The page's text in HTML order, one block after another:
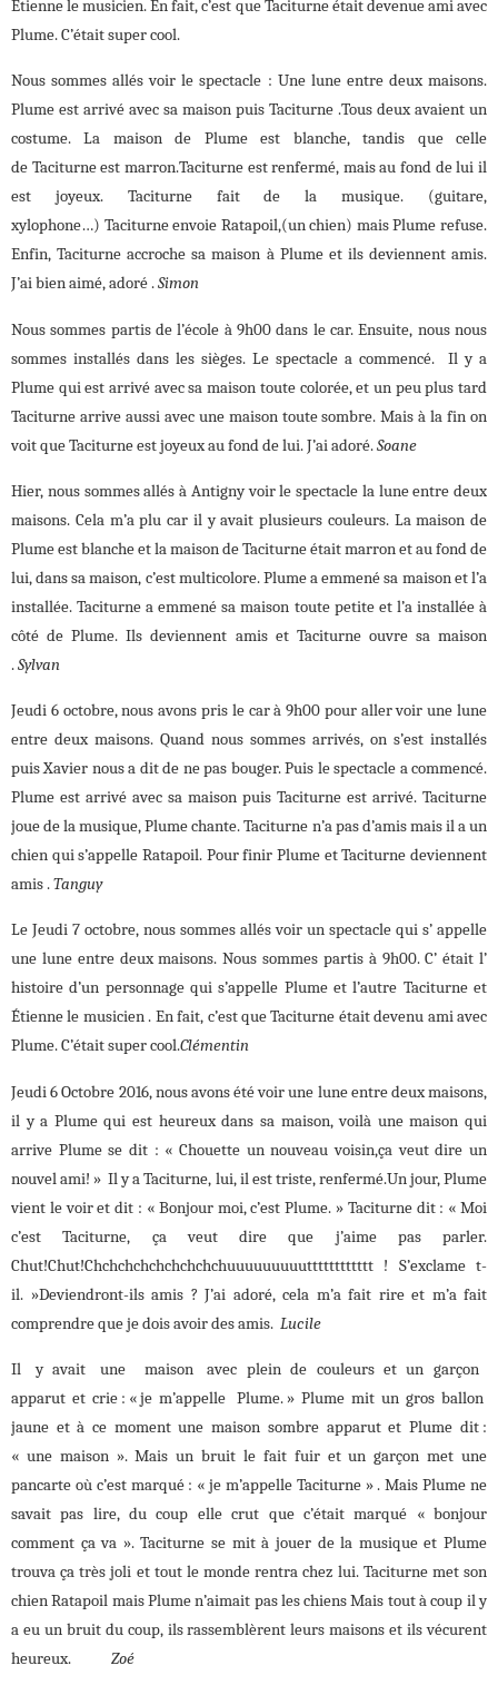
Etienne le musicien. En fait, c’est que Taciturne était devenue ami avec
Plume. C’était super cool.
Nous sommes allés voir le spectacle : Une lune entre deux maisons.
Plume est arrivé avec sa maison puis Taciturne .Tous deux avaient un
costume. La maison de Plume est blanche, tandis que celle
de Taciturne est marron.Taciturne est renfermé, mais au fond de lui il
est joyeux. Taciturne fait de la musique. (guitare,
xylophone…) Taciturne envoie Ratapoil,(un chien) mais Plume refuse.
Enfin, Taciturne accroche sa maison à Plume et ils deviennent amis.
J’ai bien aimé, adoré .Simon
Nous sommes partis de l’école à 9h00 dans le car. Ensuite, nous nous
sommes installés dans les sièges. Le spectacle a commencé. Il y a
Plume qui est arrivé avec sa maison toute colorée, et un peu plus tard
Taciturne arrive aussi avec une maison toute sombre. Mais à la fin on
voit que Taciturne est joyeux au fond de lui. J’ai adoré.Soane
Hier, nous sommes allés à Antigny voir le spectacle la lune entre deux
maisons. Cela m’a plu car il y avait plusieurs couleurs. La maison de
Plume est blanche et la maison de Taciturne était marron et au fond de
lui, dans sa maison, c’est multicolore. Plume a emmené sa maison et l’a
installée. Taciturne a emmené sa maison toute petite et l’a installée à
côté de Plume. Ils deviennent amis et Taciturne ouvre sa maison
.Sylvan
Jeudi 6 octobre, nous avons pris le car à 9h00 pour aller voir une lune
entre deux maisons. Quand nous sommes arrivés, on s’est installés
puis Xavier nous a dit de ne pas bouger. Puis le spectacle a commencé.
Plume est arrivé avec sa maison puis Taciturne est arrivé. Taciturne
joue de la musique, Plume chante. Taciturne n’a pas d’amis mais il a un
chien qui s’appelle Ratapoil. Pour finir Plume et Taciturne deviennent
amis .Tanguy
Le Jeudi 7 octobre, nous sommes allés voir un spectacle qui s’ appelle
une lune entre deux maisons. Nous sommes partis à 9h00. C’ était l’
histoire d’un personnage qui s’appelle Plume et l’autre Taciturne et
Étienne le musicien . En fait, c’est que Taciturne était devenu ami avec
Plume. C’était super cool.Clémentin
Jeudi 6 Octobre 2016, nous avons été voir une lune entre deux maisons,
il y a Plume qui est heureux dans sa maison, voilà une maison qui
arrive Plume se dit : « Chouette un nouveau voisin,ça veut dire un
nouvel ami! » Il y a Taciturne, lui, il est triste, renfermé.Un jour, Plume
vient le voir et dit : « Bonjour moi, c’est Plume. » Taciturne dit : « Moi
c’est Taciturne, ça veut dire que j’aime pas parler.
Chut!Chut!Chchchchchchchchchuuuuuuuuutttttttttttt ! S’exclame t-
il. »Deviendront-ils amis ? J’ai adoré, cela m’a fait rire et m’a fait
comprendre que je dois avoir des amis. Lucile
Il y avait une maison avec plein de couleurs et un garçon
apparut et crie : « je m’appelle Plume. » Plume mit un gros ballon
jaune et à ce moment une maison sombre apparut et Plume dit :
« une maison ». Mais un bruit le fait fuir et un garçon met une
pancarte où c’est marqué : « je m’appelle Taciturne » . Mais Plume ne
savait pas lire, du coup elle crut que c’était marqué « bonjour
comment ça va ». Taciturne se mit à jouer de la musique et Plume
trouva ça très joli et tout le monde rentra chez lui. Taciturne met son
chien Ratapoil mais Plume n’aimait pas les chiens Mais tout à coup il y
a eu un bruit du coup, ils rassemblèrent leurs maisons et ils vécurent
heureux. Zoé